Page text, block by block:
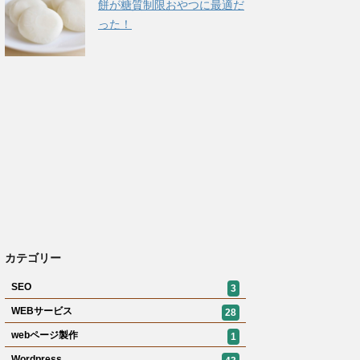
餅が糖質制限おやつに最適だ
った！
カテゴリー
SEO
3
WEBサービス
28
webページ製作
1